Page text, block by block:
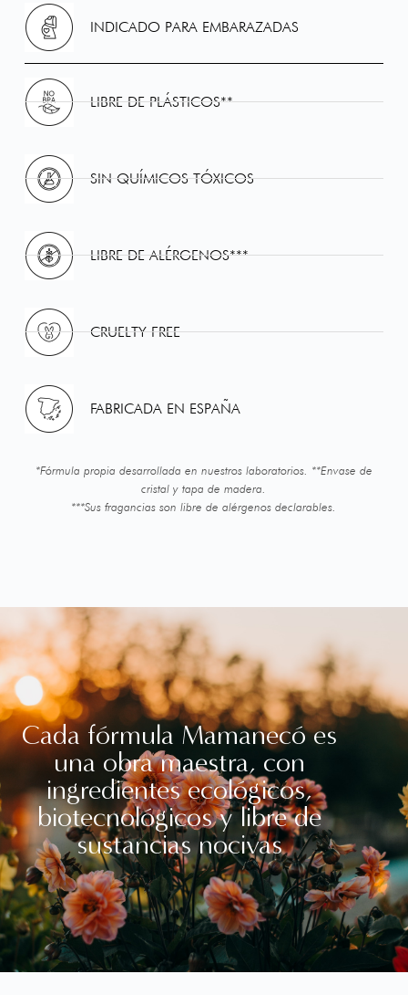
INDICADO PARA EMBARAZADAS
LIBRE DE PLÁSTICOS**
SIN QUÍMICOS TÓXICOS
LIBRE DE ALÉRGENOS***
CRUELTY FREE
FABRICADA EN ESPAÑA
*Fórmula propia desarrollada en nuestros laboratorios. **Envase de
cristal y tapa de madera.
***Sus fragancias son libre de alérgenos declarables.
Cada fórmula Mamanecó es
una obra maestra, con
ingredientes ecológicos,
biotecnológicos y libre de
sustancias nocivas